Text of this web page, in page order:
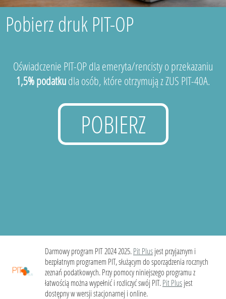
Pobierz druk PIT-OP
Oświadczenie PIT-OP dla emeryta/rencisty o przekazaniu
1,5% podatkudla osób, które otrzymują z ZUS PIT-40A.
POBIERZ
Darmowy program PIT 2024 2025.Pit Plusjest przyjaznym i
bezpłatnym programem PIT, służącym do sporządzenia rocznych
zeznań podatkowych. Przy pomocy niniejszego programu z
łatwością można wypełnić i rozliczyć swój PIT.Pit Plusjest
dostępny w wersji stacjonarnej i online.